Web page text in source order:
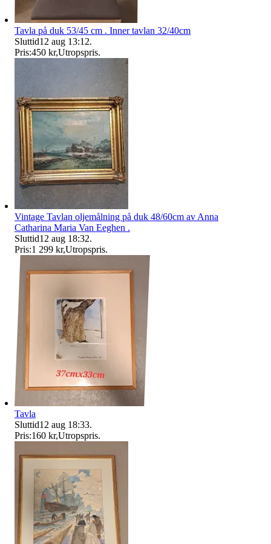
Tavla på duk 53/45 cm . Inner tavlan 32/40cm
Sluttid12 aug 13:12.
Pris:450 kr,Utropspris.
Vintage Tavlan oljemålning på duk 48/60cm av Anna
Catharina Maria Van Eeghen .
Sluttid12 aug 18:32.
Pris:1 299 kr,Utropspris.
Tavla
Sluttid12 aug 18:33.
Pris:160 kr,Utropspris.